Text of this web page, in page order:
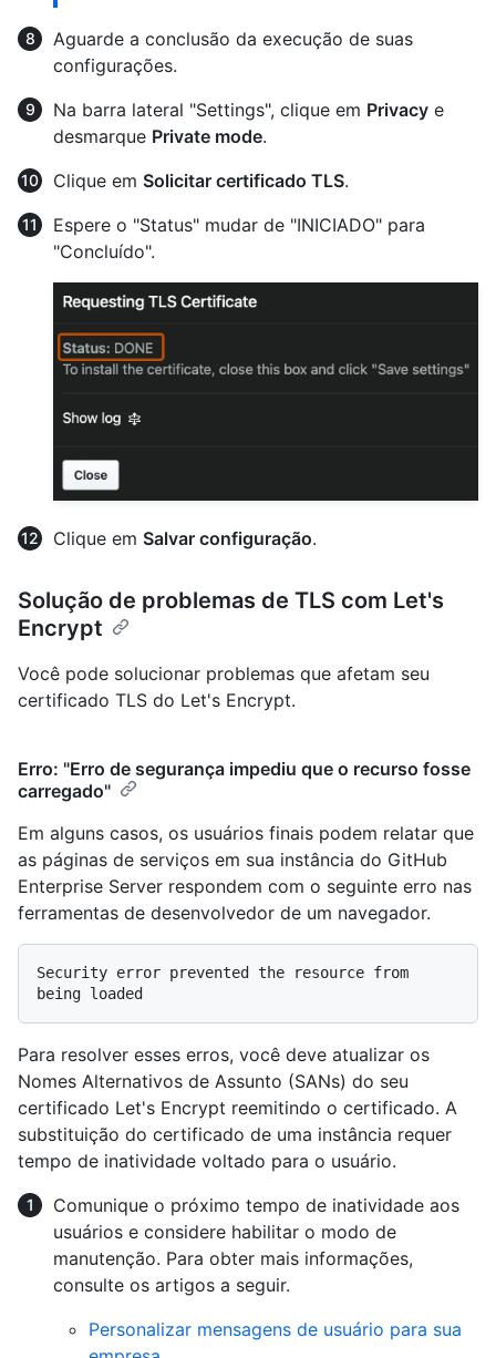
Aguarde a conclusão da execução de suas
configurações.
Na barra lateral "Settings", clique em Privacy e
desmarque Private mode.
Clique em Solicitar certificado TLS.
Espere o "Status" mudar de "INICIADO" para
"Concluído".
Clique em Salvar configuração.
Solução de problemas de TLS com Let's
Encrypt
Você pode solucionar problemas que afetam seu
certificado TLS do Let's Encrypt.
Erro: "Erro de segurança impediu que o recurso fosse
carregado"
Em alguns casos, os usuários finais podem relatar que
as páginas de serviços em sua instância do GitHub
Enterprise Server respondem com o seguinte erro nas
ferramentas de desenvolvedor de um navegador.
Security error prevented the resource from
Para resolver esses erros, você deve atualizar os
Nomes Alternativos de Assunto (SANs) do seu
certificado Let's Encrypt reemitindo o certificado. A
substituição do certificado de uma instância requer
tempo de inatividade voltado para o usuário.
Comunique o próximo tempo de inatividade aos
usuários e considere habilitar o modo de
manutenção. Para obter mais informações,
consulte os artigos a seguir.
Personalizar mensagens de usuário para sua